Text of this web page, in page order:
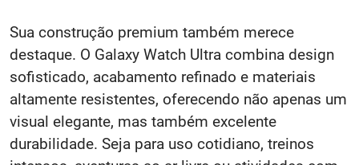
Sua construção premium também merece
destaque. O Galaxy Watch Ultra combina design
sofisticado, acabamento refinado e materiais
altamente resistentes, oferecendo não apenas um
visual elegante, mas também excelente
durabilidade. Seja para uso cotidiano, treinos